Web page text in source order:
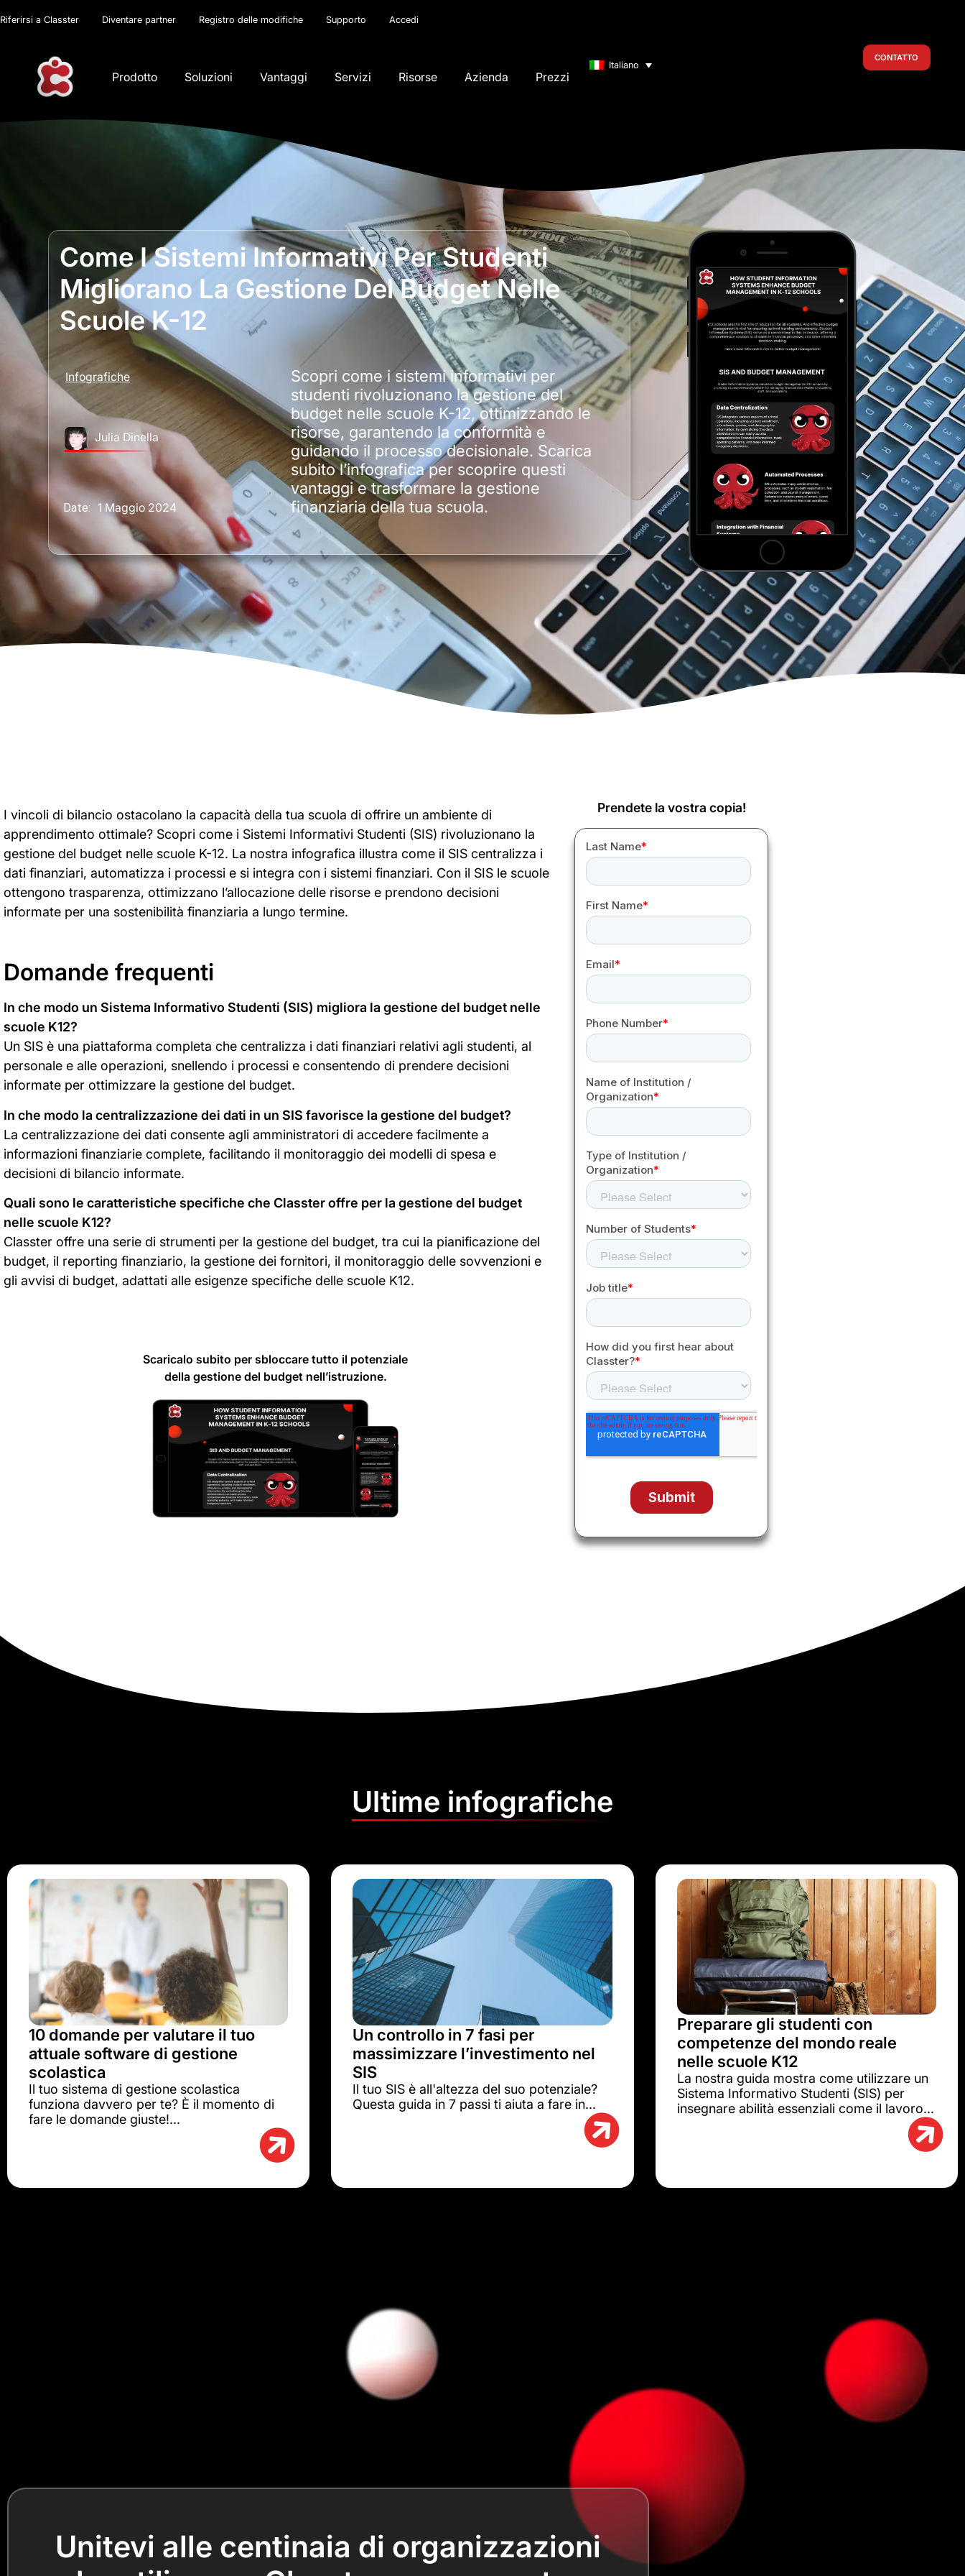
Riferirsi a Classter Diventare partner Registro delle modifiche Supporto Accedi
Prodotto Soluzioni Vantaggi Servizi Risorse Azienda Prezzi
Italiano
CONTATTO
Come I Sistemi Informativi Per Studenti
Migliorano La Gestione Del Budget Nelle
Scuole K-12
Infografiche
Julia Dinella
Date: 1 Maggio 2024
Scopri come i sistemi informativi per
studenti rivoluzionano la gestione del
budget nelle scuole K-12, ottimizzando le
risorse, garantendo la conformità e
guidando il processo decisionale. Scarica
subito l’infografica per scoprire questi
vantaggi e trasformare la gestione
finanziaria della tua scuola.
I vincoli di bilancio ostacolano la capacità della tua scuola di offrire un ambiente di
apprendimento ottimale? Scopri come i Sistemi Informativi Studenti (SIS) rivoluzionano la
gestione del budget nelle scuole K-12. La nostra infografica illustra come il SIS centralizza i
dati finanziari, automatizza i processi e si integra con i sistemi finanziari. Con il SIS le scuole
ottengono trasparenza, ottimizzano l’allocazione delle risorse e prendono decisioni
informate per una sostenibilità finanziaria a lungo termine.
Domande frequenti
In che modo un Sistema Informativo Studenti (SIS) migliora la gestione del budget nelle
scuole K12?
Un SIS è una piattaforma completa che centralizza i dati finanziari relativi agli studenti, al
personale e alle operazioni, snellendo i processi e consentendo di prendere decisioni
informate per ottimizzare la gestione del budget.
In che modo la centralizzazione dei dati in un SIS favorisce la gestione del budget?
La centralizzazione dei dati consente agli amministratori di accedere facilmente a
informazioni finanziarie complete, facilitando il monitoraggio dei modelli di spesa e
decisioni di bilancio informate.
Quali sono le caratteristiche specifiche che Classter offre per la gestione del budget
nelle scuole K12?
Classter offre una serie di strumenti per la gestione del budget, tra cui la pianificazione del
budget, il reporting finanziario, la gestione dei fornitori, il monitoraggio delle sovvenzioni e
gli avvisi di budget, adattati alle esigenze specifiche delle scuole K12.
Scaricalo subito per sbloccare tutto il potenziale
della gestione del budget nell’istruzione.
Prendete la vostra copia!
Ultime infografiche
10 domande per valutare il tuo
attuale software di gestione
scolastica
Il tuo sistema di gestione scolastica
funziona davvero per te? È il momento di
fare le domande giuste!...
Un controllo in 7 fasi per
massimizzare l’investimento nel
SIS
Il tuo SIS è all'altezza del suo potenziale?
Questa guida in 7 passi ti aiuta a fare in...
Preparare gli studenti con
competenze del mondo reale
nelle scuole K12
La nostra guida mostra come utilizzare un
Sistema Informativo Studenti (SIS) per
insegnare abilità essenziali come il lavoro...
Unitevi alle centinaia di organizzazioni